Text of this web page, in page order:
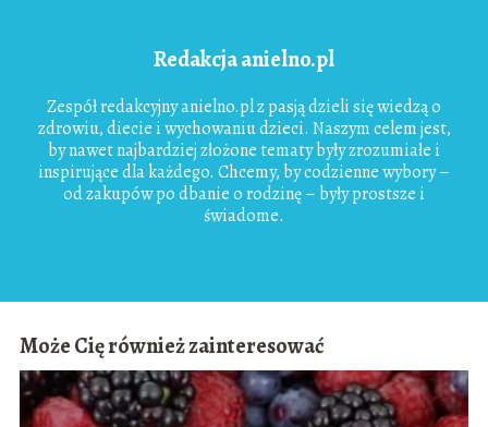
Redakcja anielno.pl
Zespół redakcyjny anielno.pl z pasją dzieli się wiedzą o
zdrowiu, diecie i wychowaniu dzieci. Naszym celem jest,
by nawet najbardziej złożone tematy były zrozumiałe i
inspirujące dla każdego. Chcemy, by codzienne wybory –
od zakupów po dbanie o rodzinę – były prostsze i
świadome.
Może Cię również zainteresować